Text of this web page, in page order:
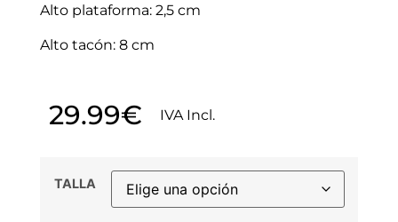
Alto plataforma: 2,5 cm
Alto tacón: 8 cm
29.99€ IVA Incl.
TALLA